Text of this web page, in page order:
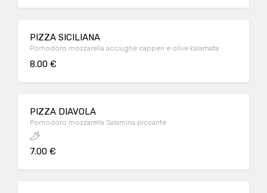
PIZZA SICILIANA
Pomodoro mozzarella acciughe capperi e olive kalamata
8.00 €
PIZZA DIAVOLA
Pomodoro mozzarella Salamina piccante
7.00 €